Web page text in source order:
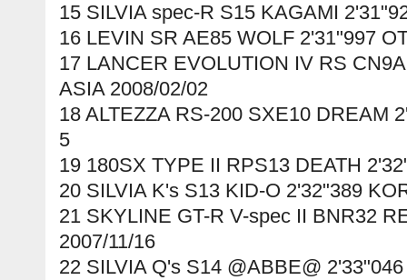
15 SILVIA spec-R S15 KAGAMI
16 LEVIN SR AE85 WOLF 2'31"997
17 LANCER EVOLUTION IV RS
ASIA 2008/02/02
18 ALTEZZA RS-200 SXE10 DREAM
5
19 180SX TYPE II RPS13 DEATH
20 SILVIA K's S13 KID-O 2'32"389
21 SKYLINE GT-R V-spec II BNR32
2007/11/16
22 SILVIA Q's S14 @ABBE@